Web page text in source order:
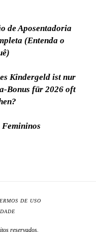
de Aposentadoria
(Entenda o
Kindergeld ist nur
Bonus für 2026 oft
Femininos
reservados.
DE USO